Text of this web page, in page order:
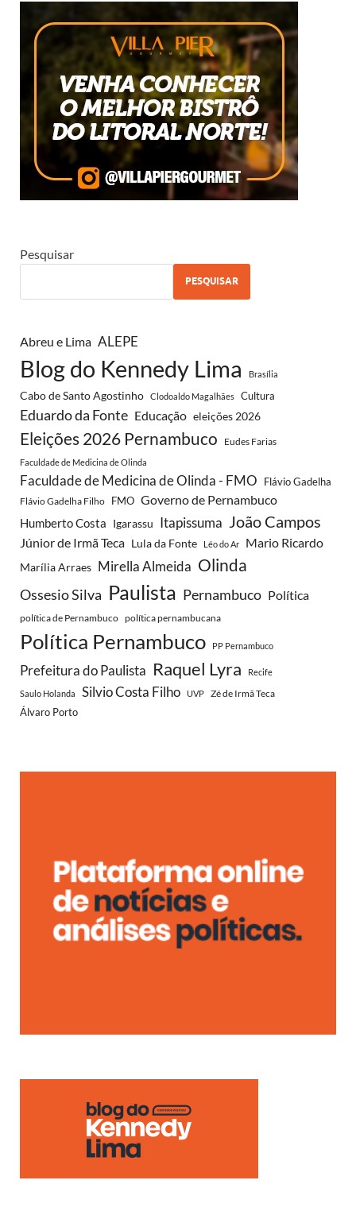
Pesquisar
PESQUISAR
Abreu e Lima ALEPE
Blog do Kennedy Lima Brasília
Cabo de Santo Agostinho Clodoaldo Magalhães Cultura
Eduardo da Fonte Educação eleições 2026
Eleições 2026 Pernambuco Eudes Farias
Faculdade de Medicina de Olinda
Faculdade de Medicina de Olinda - FMO Flávio Gadelha
Flávio Gadelha Filho FMO Governo de Pernambuco
Humberto Costa Igarassu Itapissuma João Campos
Júnior de Irmã Teca Lula da Fonte Léo do Ar Mario Ricardo
Marília Arraes Mirella Almeida Olinda
Ossesio Silva Paulista Pernambuco Política
política de Pernambuco política pernambucana
Política Pernambuco PP Pernambuco
Prefeitura do Paulista Raquel Lyra Recife
Saulo Holanda Silvio Costa Filho UVP Zé de Irmã Teca
Álvaro Porto